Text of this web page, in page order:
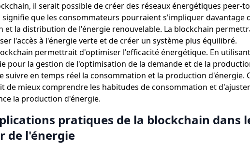
il serait possible de créer des réseaux énergétiques peer-
signifie que les consommateurs pourraient s'impliquer davantage
et la distribution de l'énergie renouvelable. La blockchain
l'accès à l'énergie verte et de créer un système plus équilibré.
permettrait d'optimiser l'efficacité énergétique. En
pour la gestion de l'optimisation de la demande et de la
suivre en temps réel la consommation et la production d'énergie.
de mieux comprendre les habitudes de consommation et
la production d'énergie.
pratiques de la blockchain dans
de l'énergie